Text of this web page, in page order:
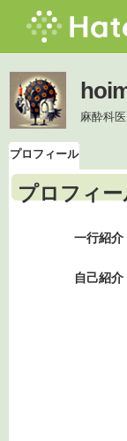
麻酔科医
プロフィール
プロフィ
一行紹介
自己紹介